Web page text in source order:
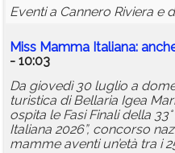
Eventi a Cannero Riviera e
Miss Mamma Italiana:
- 10:03
Da giovedì 30 luglio a
turistica di Bellaria Igea
ospita le Fasi Finali della
Italiana 2026”, concorso
mamme aventi un’età tra i